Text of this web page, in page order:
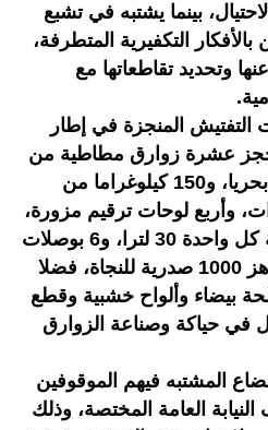
بينما يشتبه في تشبع
التكفيرية المتطرفة،
وتحديد تقاطعاتها مع
التفتيش المنجزة في إطار
عشرة زوارق مطاطية من
الحجم الكبير، و23 محركا بحريا، و150 كيلوغراما من
وأربع لوحات ترقيم مزورة،
وسبع حاويات للبنزين سعة كل واحدة 30 لترا، و6 بوصلات
و20 مضخة هوائية، وما يناهز 1000 صدرية للنجاة، فضلا
بيضاء وألواح خشبية وقطع
في حياكة وصناعة الزوارق
المشتبه فيهم الموقوفين
العامة المختصة، وذلك